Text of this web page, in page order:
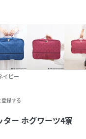
イビー
録する
ター ホグワーツ4寮